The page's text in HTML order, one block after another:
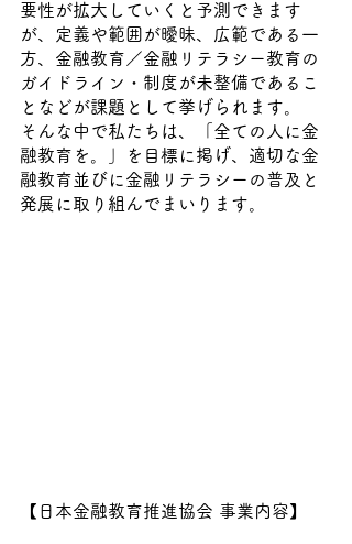
要性が拡大していくと予測できます
が、定義や範囲が曖昧、広範である一
方、金融教育／金融リテラシー教育の
ガイドライン・制度が未整備であるこ
となどが課題として挙げられます。
そんな中で私たちは、「全ての人に金
融教育を。」を目標に掲げ、適切な金
融教育並びに金融リテラシーの普及と
発展に取り組んでまいります。
【日本金融教育推進協会 事業内容】